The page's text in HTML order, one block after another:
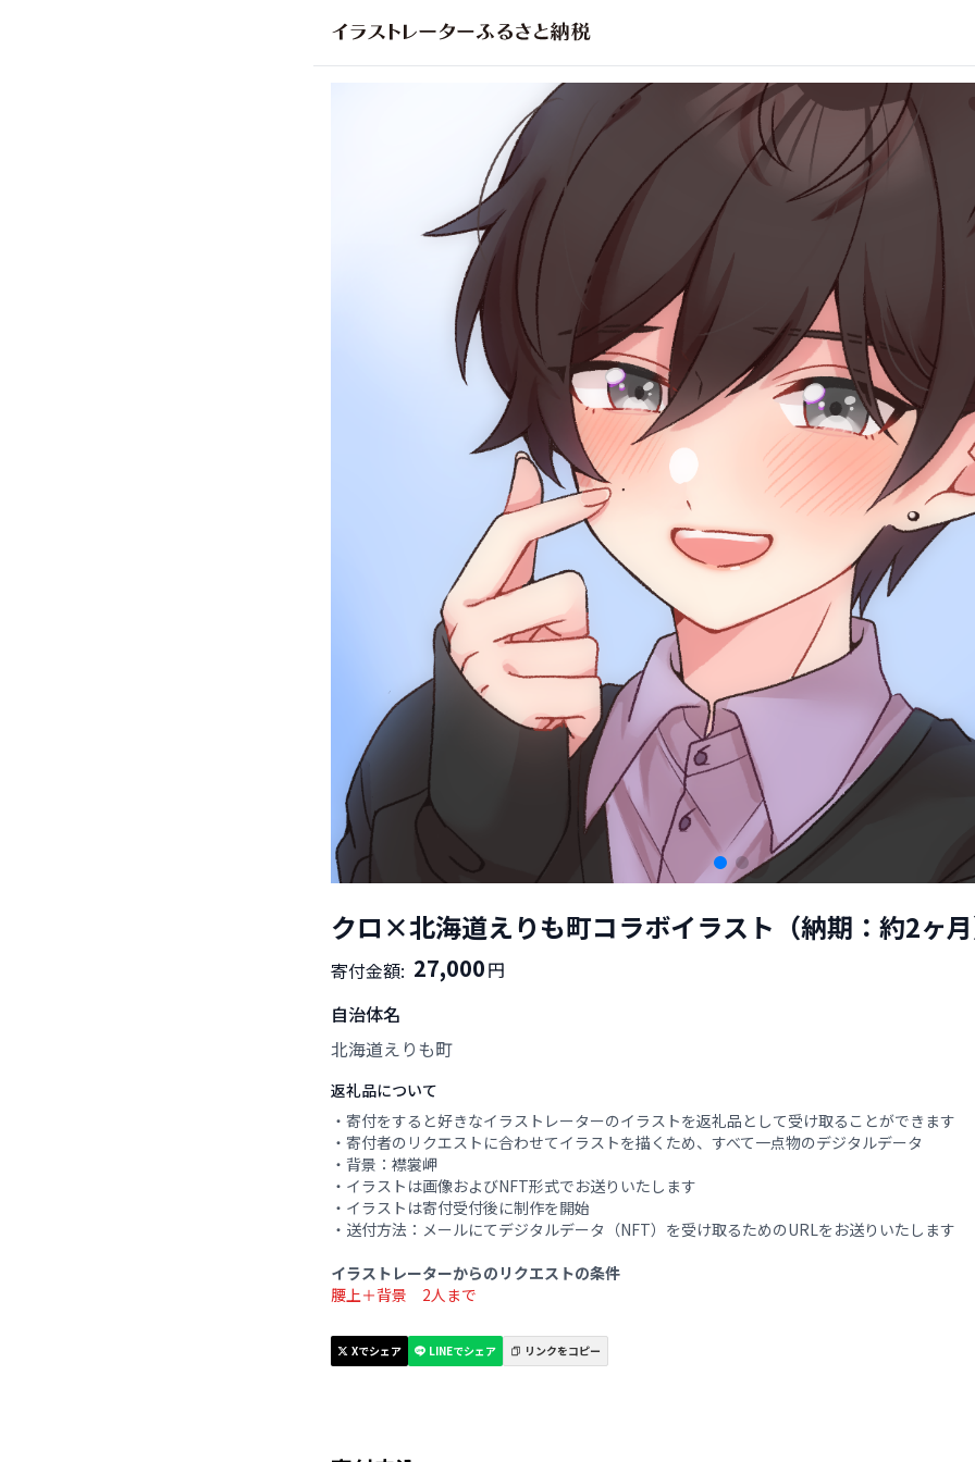
クロ×北海道えりも町コラボイラスト（納期：約2ヶ
寄付金額: 27,000円
自治体名
北海道えりも町
返礼品について
・寄付をすると好きなイラストレーターのイラストを返礼品として受け取ることができます
・寄付者のリクエストに合わせてイラストを描くため、すべて一点物のデジタルデータ
・背景：襟裳岬
・イラストは画像およびNFT形式でお送りいたします
・イラストは寄付受付後に制作を開始
・送付方法：メールにてデジタルデータ（NFT）を受け取るためのURLをお送りいたします
イラストレーターからのリクエストの条件
腰上＋背景 2人まで
Xでシェア LINEでシェア リンクをコピー